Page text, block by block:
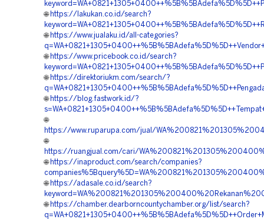
🌐 https://lakukan.co.id/search?
🌐 https://www.jualaku.id/all-categories?
🌐 https://www.pricebook.co.id/search?
🌐 https://direktoriukm.com/search/?
🌐 https://blog.fastwork.id/?
🌐
https://www.ruparupa.com/jual/
🌐
https://ruangjual.com/cari/
🌐 https://inaproduct.com/search/companies?
🌐 https://adasale.co.id/search?
🌐 https://chamber.dearborncountychamber.org/list/search?